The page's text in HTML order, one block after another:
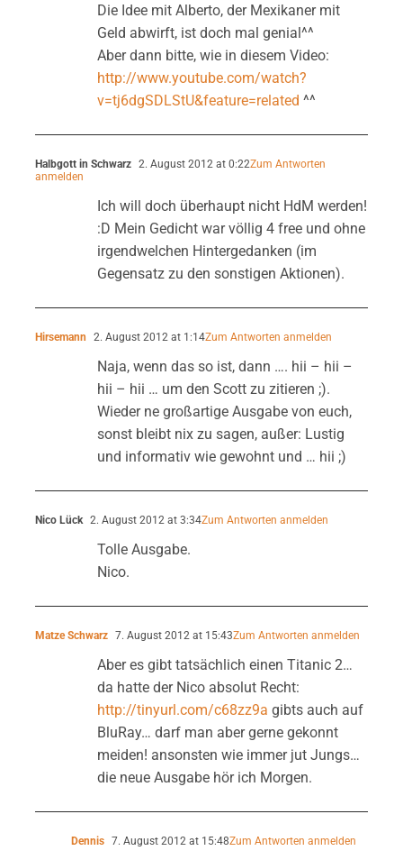
Die Idee mit Alberto, der Mexikaner mit
Geld abwirft, ist doch mal genial^^
Aber dann bitte, wie in diesem Video:
http://www.youtube.com/watch?
v=tj6dgSDLStU&feature=related ^^
Halbgott in Schwarz 2. August 2012 at 0:22Zum Antworten
anmelden
Ich will doch überhaupt nicht HdM werden!
:D Mein Gedicht war völlig 4 free und ohne
irgendwelchen Hintergedanken (im
Gegensatz zu den sonstigen Aktionen).
Hirsemann 2. August 2012 at 1:14Zum Antworten anmelden
Naja, wenn das so ist, dann …. hii – hii –
hii – hii … um den Scott zu zitieren ;).
Wieder ne großartige Ausgabe von euch,
sonst bleibt nix zu sagen, außer: Lustig
und informativ wie gewohnt und … hii ;)
Nico Lück 2. August 2012 at 3:34Zum Antworten anmelden
Tolle Ausgabe.
Nico.
Matze Schwarz 7. August 2012 at 15:43Zum Antworten anmelden
Aber es gibt tatsächlich einen Titanic 2…
da hatte der Nico absolut Recht:
http://tinyurl.com/c68zz9a gibts auch auf
BluRay… darf man aber gerne gekonnt
meiden! ansonsten wie immer jut Jungs…
die neue Ausgabe hör ich Morgen.
Dennis 7. August 2012 at 15:48Zum Antworten anmelden